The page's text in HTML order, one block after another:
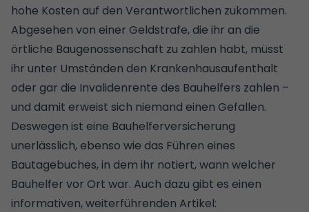
hohe Kosten auf den Verantwortlichen zukommen.
Abgesehen von einer Geldstrafe, die ihr an die
örtliche Baugenossenschaft zu zahlen habt, müsst
ihr unter Umständen den Krankenhausaufenthalt
oder gar die Invalidenrente des Bauhelfers zahlen –
und damit erweist sich niemand einen Gefallen.
Deswegen ist eine Bauhelferversicherung
unerlässlich, ebenso wie das Führen eines
Bautagebuches, in dem ihr notiert, wann welcher
Bauhelfer vor Ort war. Auch dazu gibt es einen
informativen, weiterführenden Artikel: